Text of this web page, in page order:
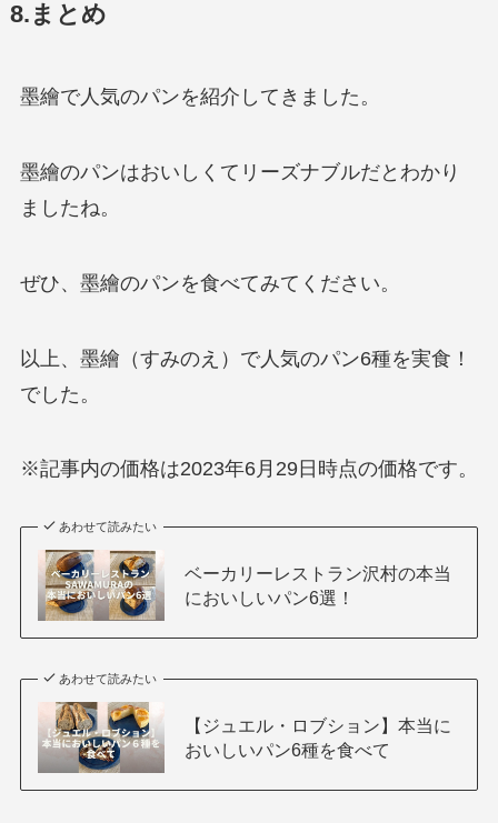
8.まとめ
墨繪で人気のパンを紹介してきました。
墨繪のパンはおいしくてリーズナブルだとわかり
ましたね。
ぜひ、墨繪のパンを食べてみてください。
以上、墨繪（すみのえ）で人気のパン6種を実食！
でした。
※記事内の価格は2023年6月29日時点の価格です。
あわせて読みたい
ベーカリーレストラン沢村の本当
においしいパン6選！
あわせて読みたい
【ジュエル・ロブション】本当に
おいしいパン6種を食べて